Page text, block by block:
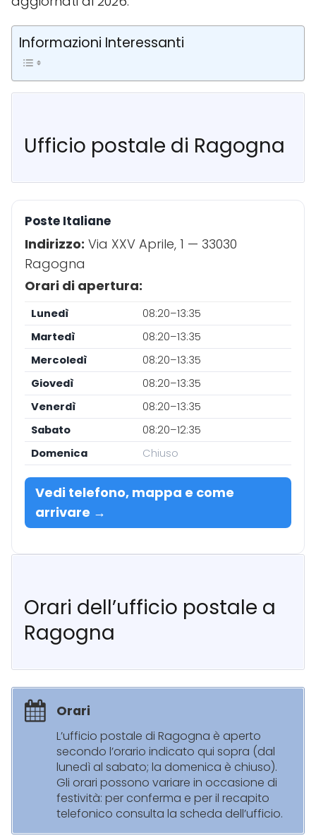
Informazioni Interessanti
Ufficio postale di Ragogna
Poste Italiane
Indirizzo: Via XXV Aprile, 1 — 33030
Ragogna
Orari di apertura:
Lunedì
08:20–13:35
Martedì
08:20–13:35
Mercoledì
08:20–13:35
Giovedì
08:20–13:35
Venerdì
08:20–13:35
Sabato
08:20–12:35
Domenica
Chiuso
Vedi telefono, mappa e come
arrivare →
Orari dell’ufficio postale a
Ragogna
Orari
L’ufficio postale di Ragogna è aperto
secondo l’orario indicato qui sopra (dal
lunedì al sabato; la domenica è chiuso).
Gli orari possono variare in occasione di
festività: per conferma e per il recapito
telefonico consulta la scheda dell’ufficio.